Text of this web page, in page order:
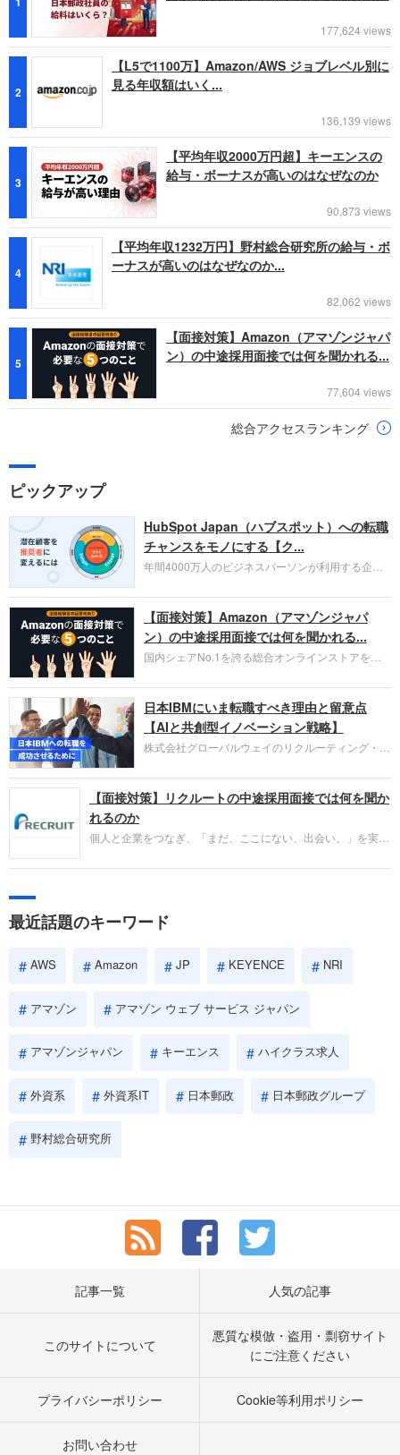
177,624 views
2
【L5で1100万】Amazon/AWS ジョブレベル別に
見る年収額はいく...
136,139 views
3
【平均年収2000万円超】キーエンスの
給与・ボーナスが高いのはなぜなのか
90,873 views
4
【平均年収1232万円】野村総合研究所の給与・ボ
ーナスが高いのはなぜなのか...
82,062 views
5
【面接対策】Amazon（アマゾンジャパ
ン）の中途採用面接では何を聞かれる...
77,604 views
総合アクセスランキング
ピックアップ
HubSpot Japan（ハブスポット）への転職
チャンスをモノにする【ク...
年間4000万人のビジネスパーソンが利用する企業
お勧めするイチオシ企業をご紹介します。今回はク
ラウド型CRMプラットフォームを提供する
HubSpot Japan（ハブスポット・ジャパン）株式会
社です。採用面接対策の企業研究にご活用くださ
い。
【面接対策】Amazon（アマゾンジャパ
ン）の中途採用面接では何を聞かれる...
国内シェアNo.1を誇る総合オンラインストアを運
圧倒的な存在感を持つAmazon。中途採用面接では
過去の具体的な業務成果やリーダーシップの発揮、
失敗からの学びが重視され、人間性やカルチャーフ
ィットも評価対象となり、長期的に成長できる仲間
であるかを多角的に審査されます。
日本IBMにいま転職すべき理由と留意点
【AIと共創型イノベーション戦略】
株式会社グローバルウェイのリクルーティング・パ
パーソンが利用する企業口コミサイト「キャリコ
ネ」の転職エージェントがお勧めするイチオシ企業
IBMです。採用面接対策の企業研究にご活用くださ
い。
【面接対策】リクルートの中途採用面接では何を聞か
れるのか
個人と企業をつなぎ、「まだ、ここにない、出会い。」を実現
やこれまでの成果を具体的に問われるほか、「人間性」も評価
しょう。
最近話題のキーワード
AWS Amazon JP KEYENCE NRI
アマゾン アマゾン ウェブ サービス ジャパン
アマゾンジャパン キーエンス ハイクラス求人
外資系 外資系IT 日本郵政 日本郵政グループ
野村総合研究所
記事一覧 人気の記事
このサイトについて
悪質な模倣・盗用・剽窃サイト
にご注意ください
プライバシーポリシー Cookie等利用ポリシー
お問い合わせ